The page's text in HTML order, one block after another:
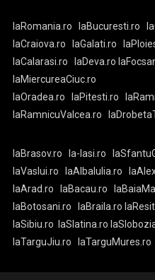
laRomania.ro laBucuresti.ro
laCraiova.ro
laGalati.ro
laCalarasi.ro
laDeva.ro
laMiercureaCiuc.ro
laOradea.ro
laPitesti.ro
laRamnicuValcea.ro
laBrasov.ro la-Iasi.ro
laVaslui.ro
laAlbaIulia.ro
laArad.ro
laBacau.ro
laBotosani.ro
laBraila.ro
laSibiu.ro
laSlatina.ro
laTarguJiu.ro
laTarguMures.ro